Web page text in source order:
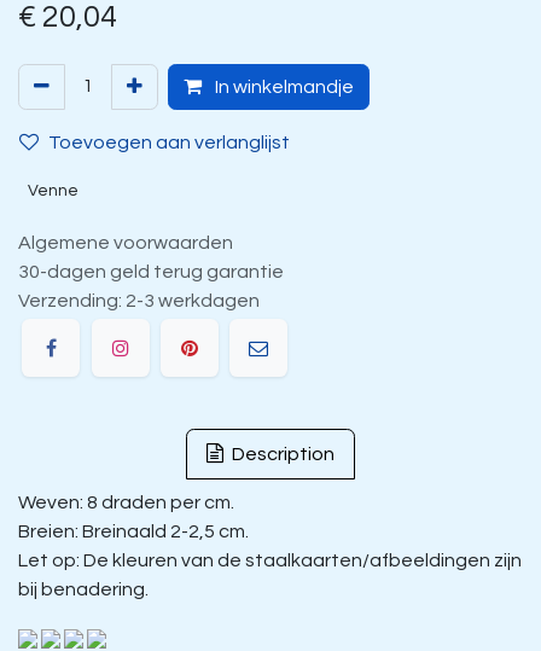
€ 20,04
In winkelmandje
Toevoegen aan verlanglijst
Venne
Algemene voorwaarden
30-dagen geld terug garantie
Verzending: 2-3 werkdagen
Description
Weven: 8 draden per cm.
Breien: Breinaald 2-2,5 cm.
Let op: De kleuren van de staalkaarten/afbeeldingen zijn
bij benadering.